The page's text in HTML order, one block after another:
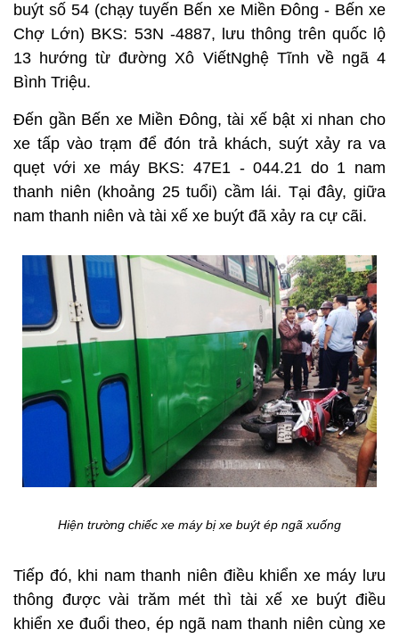
buýt số 54 (chạy tuyến Bến xe Miền Đông - Bến xe
Chợ Lớn) BKS: 53N -4887, lưu thông trên quốc lộ
13 hướng từ đường Xô ViếtNghệ Tĩnh về ngã 4
Bình Triệu.
Đến gần Bến xe Miền Đông, tài xế bật xi nhan cho
xe tấp vào trạm để đón trả khách, suýt xảy ra va
quẹt với xe máy BKS: 47E1 - 044.21 do 1 nam
thanh niên (khoảng 25 tuổi) cầm lái. Tại đây, giữa
nam thanh niên và tài xế xe buýt đã xảy ra cự cãi.
Hiện trường chiếc xe máy bị xe buýt ép ngã xuống
Tiếp đó, khi nam thanh niên điều khiển xe máy lưu
thông được vài trăm mét thì tài xế xe buýt điều
khiển xe đuổi theo, ép ngã nam thanh niên cùng xe